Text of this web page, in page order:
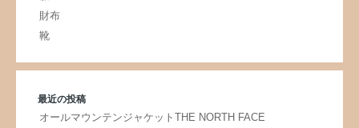
財布
靴
最近の投稿
オールマウンテンジャケットTHE NORTH FACE